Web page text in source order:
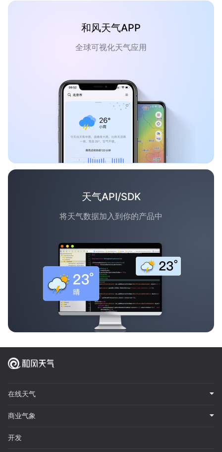
和风天气APP
全球可视化天气应用
天气API/SDK
将天气数据加入到你的产品中
在线天气
商业气象
开发